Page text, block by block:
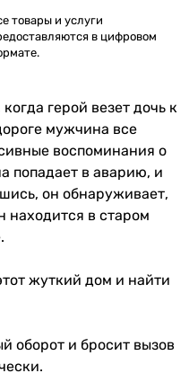
товары и услуги
в цифровом
герой везет дочь к
мужчина все
воспоминания о
попадает в аварию, и
он обнаруживает,
находится в старом
жуткий дом и найти
оборот и бросит вызов